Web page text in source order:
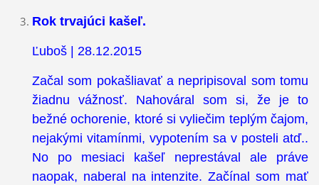
Rok trvajúci kašeľ.
Ľuboš | 28.12.2015
Začal som pokašliavať a nepripisoval som tomu
žiadnu vážnosť. Nahováral som si, že je to
bežné ochorenie, ktoré si vyliečim teplým čajom,
nejakými vitamínmi, vypotením sa v posteli atď..
No po mesiaci kašeľ neprestával ale práve
naopak, naberal na intenzite. Začínal som mať